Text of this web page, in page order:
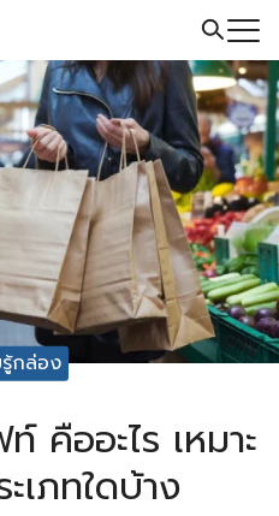
กล่อง
คืออะไร เหมาะ
เภทใดบ้าง